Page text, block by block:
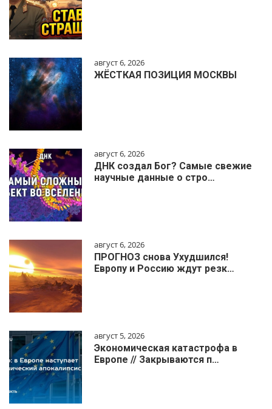
август 6, 2026
ЖЁСТКАЯ ПОЗИЦИЯ МОСКВЫ
август 6, 2026
ДНК создал Бог? Самые свежие
научные данные о стро…
август 6, 2026
ПРОГНОЗ снова Ухудшился!
Европу и Россию ждут резк…
август 5, 2026
Экономическая катастрофа в
Европе // Закрываются п…